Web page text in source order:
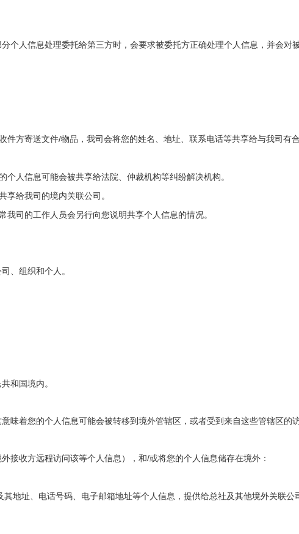
个人信息处理委托给第三方时， 会要求被委托方正确处理个人信息， 并会对
件方寄送文件/物品，我司会将您的姓名、地址、联系电话等共享给与我司有
个人信息可能会被共享给法院、仲裁机构等纠纷解决机构。
享给我司的境内关联公司。
司的工作人员会另行向您说明共享个人信息的情况。
、组织和个人 。
和国境内。
味着您的个人信息可能会被转移到境外管辖区，或者受到来自这些管辖区的访
接收方远程访问该等个人信息），和/或将您的个人信息储存在境外：
其地址、电话号码、电子邮箱地址等个人信息，提供给总社及其他境外关联公